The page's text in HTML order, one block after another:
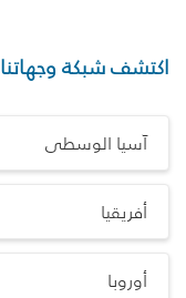
اكتشف شبكة وجهاتنا
آسيا الوسطى
أفريقيا
أوروبا